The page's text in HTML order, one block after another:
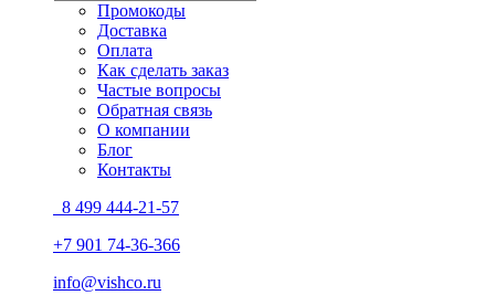
Промокоды
Доставка
Оплата
Как сделать заказ
Частые вопросы
Обратная связь
О компании
Блог
Контакты
8 499 444-21-57
+7 901 74-36-366
info@vishco.ru